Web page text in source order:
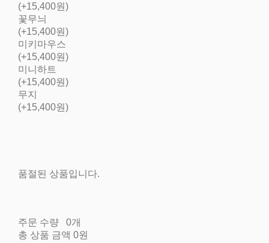
(+15,400원)
꽃무늬
(+15,400원)
미키마우스
(+15,400원)
미니하트
(+15,400원)
무지
(+15,400원)
품절된 상품입니다.
주문 수량
0개
총 상품 금액 0원